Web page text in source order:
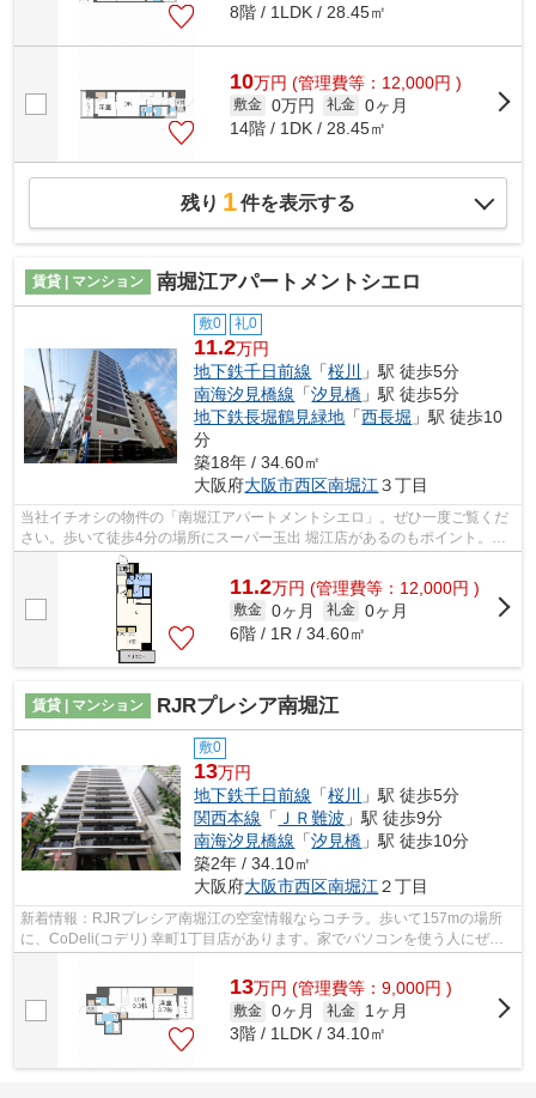
8階 / 1LDK / 28.45㎡
10万円 (管理費等：12,000円 )
敷金 0万円 礼金 0ヶ月
14階 / 1DK / 28.45㎡
残り 1件を表示する
賃貸 | マンション 南堀江アパートメントシエロ
敷0 礼0
11.2万円
地下鉄千日前線 「桜川
」駅 徒歩5分
南海汐見橋線 「汐見橋 」駅 徒歩5分
地下鉄長堀鶴見緑地 「西長堀 」駅 徒歩10
分
築18年 / 34.60㎡
大阪府大阪市西区南堀江 ３丁目
当社イチオシの物件の「南堀江アパートメントシエロ」。ぜひ一度ご覧くだ
さい。歩いて徒歩4分の場所にスーパー玉出 堀江店があるのもポイント。共
用部には敷地内ごみ置き場・エレベー...
11.2万円 (管理費等：12,000円 )
敷金 0ヶ月 礼金 0ヶ月
6階 / 1R / 34.60㎡
賃貸 | マンション RJRプレシア南堀江
敷0
13万円
地下鉄千日前線 「桜川
」駅 徒歩5分
関西本線 「 ＪＲ難波 」駅 徒歩9分
南海汐見橋線 「汐見橋 」駅 徒歩10分
築2年 / 34.10㎡
大阪府大阪市西区南堀江 ２丁目
新着情報：RJRプレシア南堀江の空室情報ならコチラ。歩いて157mの場所
に、CoDeli(コデリ) 幸町1丁目店があります。家でパソコンを使う人にぜひ
ご検討いただきたいインターネット有り物...
13万円 (管理費等：9,000円 )
敷金 0ヶ月 礼金
1ヶ月
3階 / 1LDK / 34.10㎡